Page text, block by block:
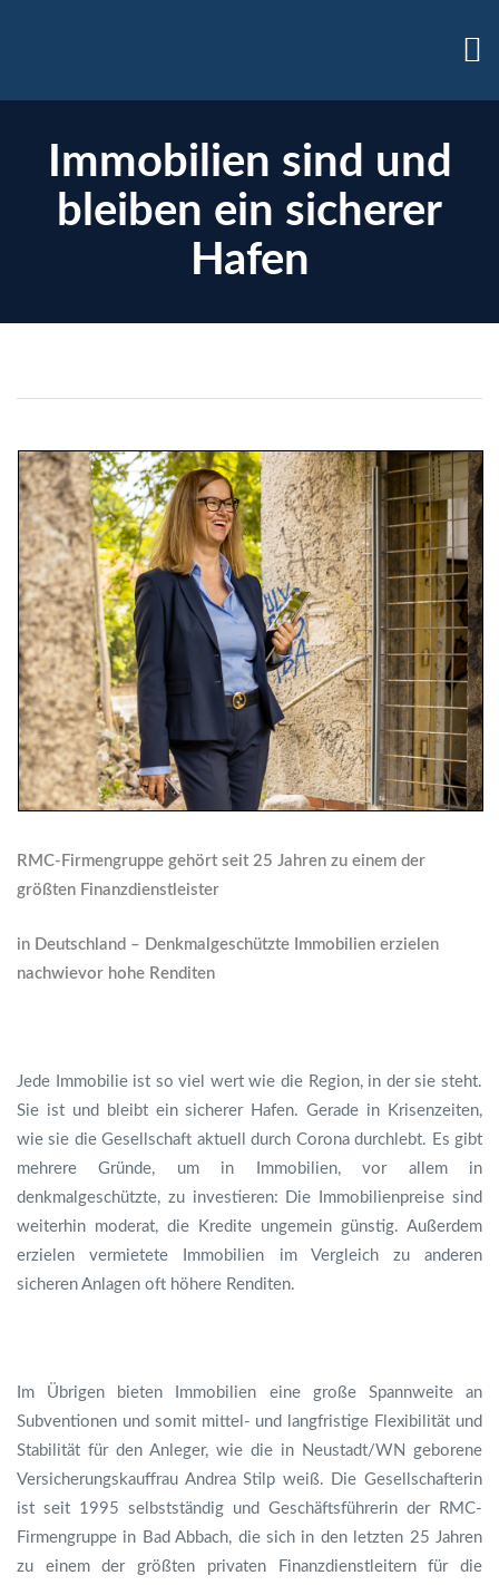
Immobilien sind und
bleiben ein sicherer
Hafen
RMC-Firmengruppe gehört seit 25 Jahren zu einem der
größten Finanzdienstleister
in Deutschland – Denkmalgeschützte Immobilien erzielen
nachwievor hohe Renditen
Jede Immobilie ist so viel wert wie die Region, in der sie steht.
Sie ist und bleibt ein sicherer Hafen. Gerade in Krisenzeiten,
wie sie die Gesellschaft aktuell durch Corona durchlebt. Es gibt
mehrere Gründe, um in Immobilien, vor allem in
denkmalgeschützte, zu investieren: Die Immobilienpreise sind
weiterhin moderat, die Kredite ungemein günstig. Außerdem
erzielen vermietete Immobilien im Vergleich zu anderen
sicheren Anlagen oft höhere Renditen.
Im Übrigen bieten Immobilien eine große Spannweite an
Subventionen und somit mittel- und langfristige Flexibilität und
Stabilität für den Anleger, wie die in Neustadt/WN geborene
Versicherungskauffrau Andrea Stilp weiß. Die Gesellschafterin
ist seit 1995 selbstständig und Geschäftsführerin der RMC-
Firmengruppe in Bad Abbach, die sich in den letzten 25 Jahren
zu einem der größten privaten Finanzdienstleitern für die